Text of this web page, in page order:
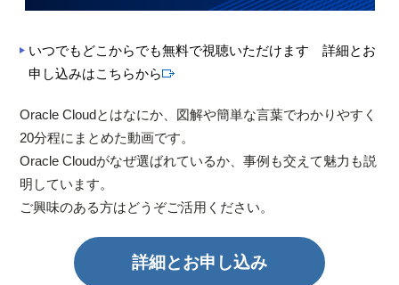
いつでもどこからでも無料で視聴いただけます 詳細とお
申し込みはこちらから
Oracle Cloudとはなにか、図解や簡単な言葉でわかりやすく
20分程にまとめた動画です。
Oracle Cloudがなぜ選ばれているか、事例も交えて魅力も説
明しています。
ご興味のある方はどうぞご活用ください。
詳細とお申し込み